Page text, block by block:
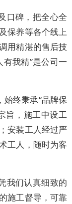
口碑，把全心全
保养等各个线上
用精湛的售后技
我精”是公司一
终秉承“品牌保
旨，施工中设工
安装工人经过严
工人，随时为客
我们认真细致的
施工督导，可靠